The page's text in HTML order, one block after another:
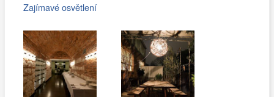
Zajímavé osvětlení